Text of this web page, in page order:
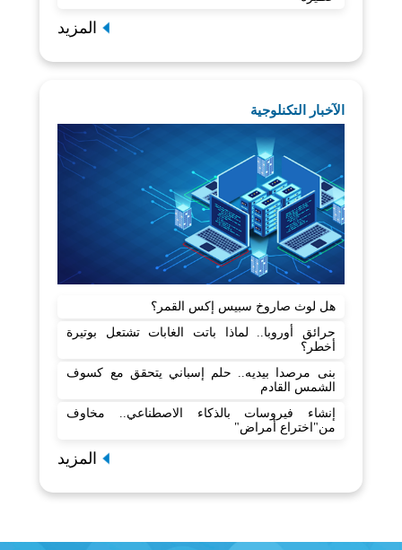
المزيد
الآخبار التكنلوجية
هل لوث صاروخ سبيس إكس القمر؟
حرائق أوروبا.. لماذا باتت الغابات تشتعل بوتيرة
أخطر؟
بنى مرصدا بيديه.. حلم إسباني يتحقق مع كسوف
الشمس القادم
إنشاء فيروسات بالذكاء الاصطناعي.. مخاوف
من"اختراع أمراض"
المزيد